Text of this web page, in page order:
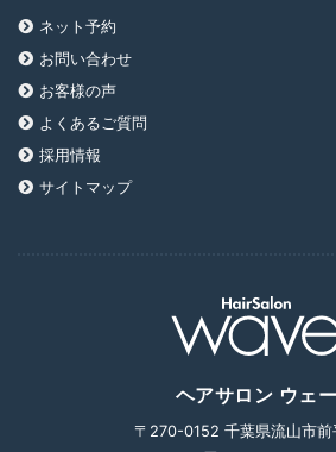
ネット予約
お問い合わせ
お客様の声
よくあるご質問
採用情報
サイトマップ
ヘアサロン ウェ
〒270-0152 千葉県流山市前